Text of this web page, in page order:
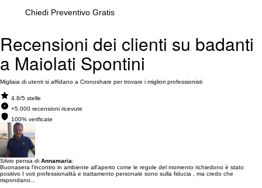
Chiedi Preventivo Gratis
Recensioni dei clienti su badanti
a Maiolati Spontini
Migliaia di utenti si affidano a Cronoshare per trovare i migliori professionisti
4.8/5 stelle
+5.000 recensioni ricevute
100% verificate
Silvio pensa di Annamaria:
Buonasera l'incontro in ambiente all'aperto come le regole del momento richiedono è stato
positivo I voti professionalità e trattamento personale sono sulla fiducia , ma credo che
rispondano...